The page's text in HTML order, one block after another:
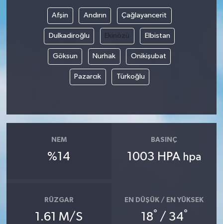
Afşin Andırın Çağlayancerit
Dulkadiroğlu Ekinözü Elbistan
Göksun Nurhak Onikişubat
Pazarcık Türkoğlu
NEM
%14
BASINÇ
1003 HPA hpa
RÜZGAR
1.61 M/S
EN DÜŞÜK / EN YÜKSEK
18° / 34°